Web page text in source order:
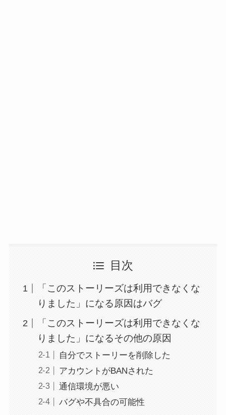
目次
「このストーリーズは利用できなくな
りました」になる原因はバグ
「このストーリーズは利用できなくな
りました」になるその他の原因
自分でストーリーを削除した
アカウントがBANされた
通信環境が悪い
バグや不具合の可能性